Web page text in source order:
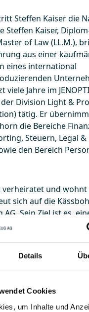
Details
Cookies
um Inhalte und
Steffen Kaiser die
Steffen Kaiser,
of Law (LL.M.),
aus einer
eines international
viele Jahre im
der Division Light &
tätig. Er
die Bereiche
Steuern, Legal &
den Bereich
verheiratet und wohnt
sich auf die
Sein Ziel ist es,
getragene
gemeinsam mit den
Er will alle
bei